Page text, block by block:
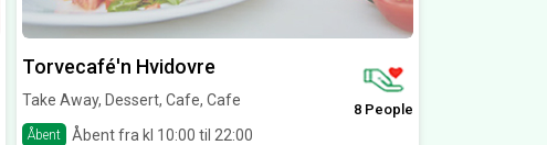
Torvecafé'n Hvidovre
Take Away, Dessert, Cafe, Cafe
Åbent Åbent fra kl 10:00 til 22:00
8 People